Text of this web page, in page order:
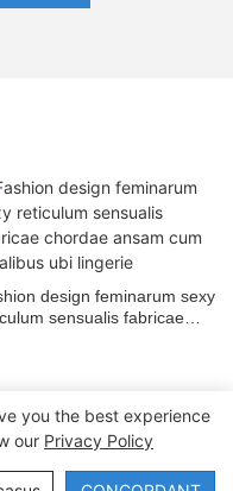
design feminarum sexy
sensualis fabricae
Products Co., Ltd. |
you the best experience
our Privacy Policy